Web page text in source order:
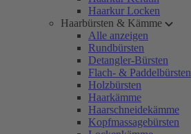
Haarkur Locken
Haarbürsten & Kämme
Alle anzeigen
Rundbürsten
Detangler-Bürsten
Flach- & Paddelbürsten
Holzbürsten
Haarkämme
Haarschneidekämme
Kopfmassagebürsten